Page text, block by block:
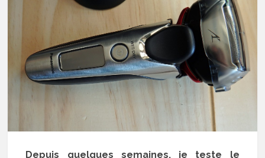
Depuis quelques semaines, je teste le